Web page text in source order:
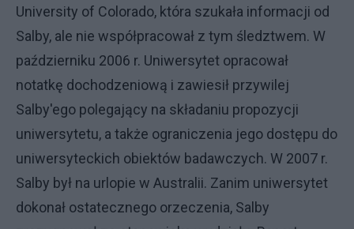
University of Colorado, która szukała informacji od
Salby, ale nie współpracował z tym śledztwem. W
październiku 2006 r. Uniwersytet opracował
notatkę dochodzeniową i zawiesił przywilej
Salby'ego polegający na składaniu propozycji
uniwersytetu, a także ograniczenia jego dostępu do
uniwersyteckich obiektów badawczych. W 2007 r.
Salby był na urlopie w Australii. Zanim uniwersytet
dokonał ostatecznego orzeczenia, Salby